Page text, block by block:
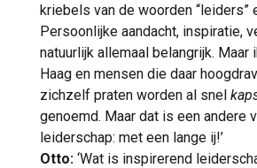
kriebels van de woorden “leiders”
Persoonlijke aandacht, inspiratie,
natuurlijk allemaal belangrijk. Maar
Haag en mensen die daar
zichzelf praten worden al snel
genoemd. Maar dat is een andere
leiderschap: met een lange ij!’
Otto: ‘Wat is inspirerend